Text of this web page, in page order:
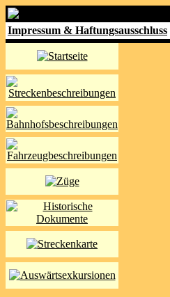
Impressum & Haftungsausschluss